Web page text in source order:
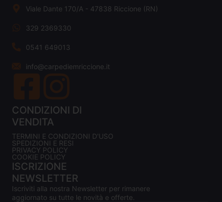
Viale Dante 170/A - 47838 Riccione (RN)
329 2369330
0541 649013
info@carpediemriccione.it
CONDIZIONI DI
VENDITA
TERMINI E CONDIZIONI D'USO
SPEDIZIONI E RESI
PRIVACY POLICY
COOKIE POLICY
ISCRIZIONE
NEWSLETTER
Iscriviti alla nostra Newsletter per rimanere
aggiornato su tutte le novità e offerte.